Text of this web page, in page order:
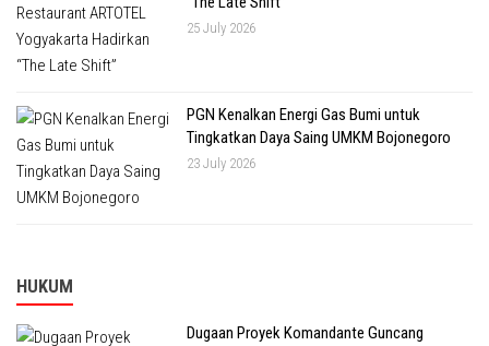
25 July 2026
PGN Kenalkan Energi Gas Bumi untuk
Tingkatkan Daya Saing UMKM Bojonegoro
23 July 2026
HUKUM
Dugaan Proyek Komandante Guncang